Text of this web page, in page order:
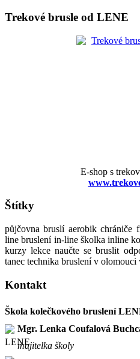
Trekové brusle od LENE
E-shop s
Štítky
půjčovna bruslí aerobik chrániče
line bruslení in-line školka inline
kurzy lekce naučte se bruslit
tanec technika bruslení v
Kontakt
Škola kolečkového bruslení
Mgr. Lenka Coufalová
majitelka školy